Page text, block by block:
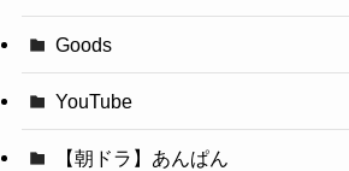
Goods
YouTube
【朝ドラ】あんぱん